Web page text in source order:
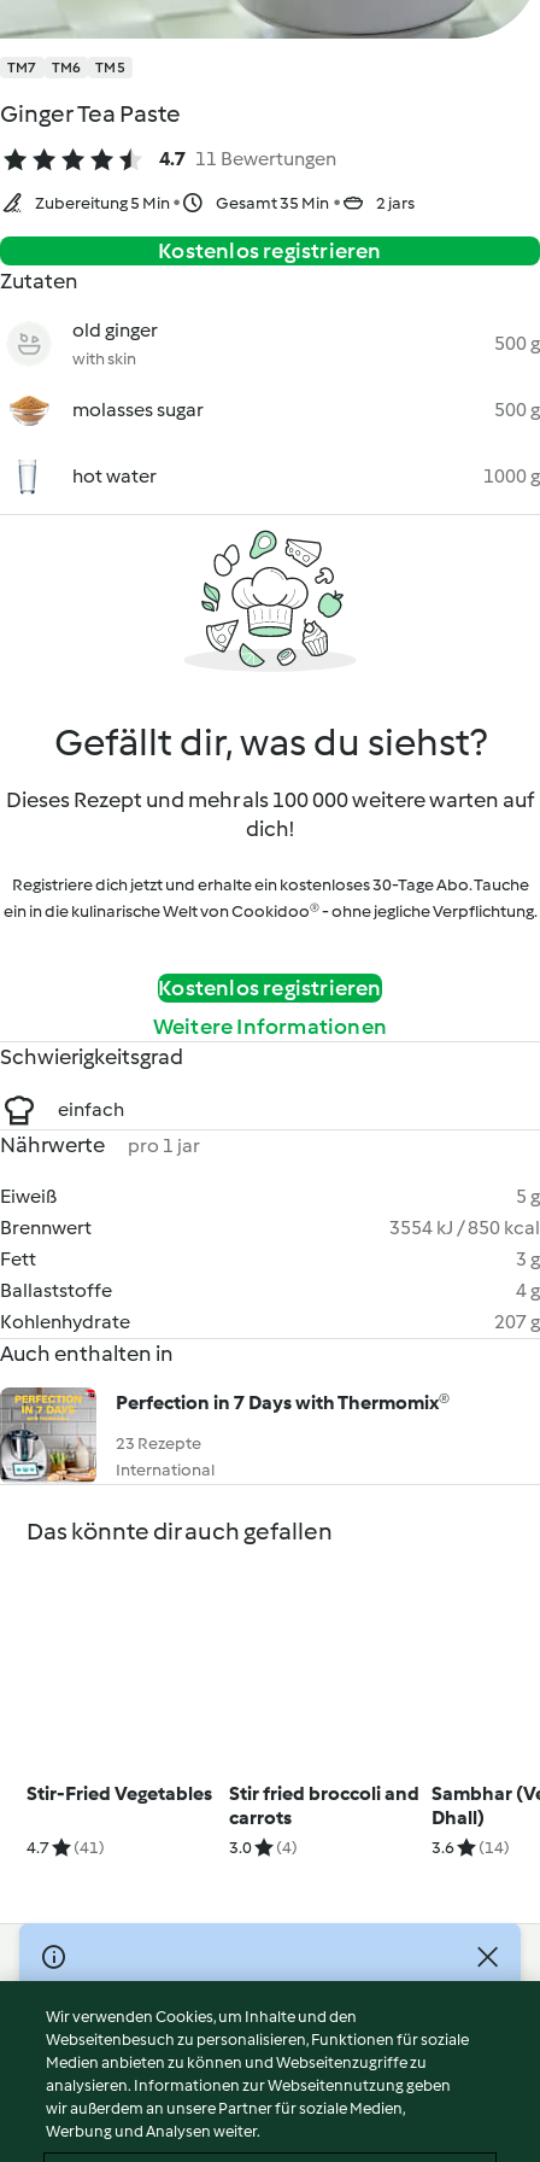
TM7 TM6 TM5
Ginger Tea Paste
4.7 11 Bewertungen
Zubereitung 5 Min Gesamt 35 Min 2 jars
Kostenlos registrieren
Zutaten
old ginger
with skin
500 g
molasses sugar 500 g
hot water 1000 g
Gefällt dir, was du siehst?
Dieses Rezept und mehr als 100 000 weitere warten auf
dich!
Registriere dich jetzt und erhalte ein kostenloses 30-Tage Abo. Tauche
ein in die kulinarische Welt von Cookidoo® - ohne jegliche Verpflichtung.
Kostenlos registrieren
Weitere Informationen
Schwierigkeitsgrad
einfach
Nährwerte pro 1 jar
Eiweiß
5 g
Brennwert
3554 kJ / 850 kcal
Fett
3 g
Ballaststoffe
4 g
Kohlenhydrate
207 g
Auch enthalten in
Perfection in 7 Days with Thermomix®
23 Rezepte
International
Das könnte dir auch gefallen
Stir-Fried Vegetables
4.7 (41)
Stir fried broccoli and
carrots
3.0 (4)
Sambhar
Dhall)
3.6 (14)
© Copyright 2026
Nutzungsbedingungen
Datenschutzrichtlinien
Disclaimer
Impressum
Cookies
Wir verwenden Cookies, um Inhalte und den
Webseitenbesuch zu personalisieren, Funktionen für soziale
Medien anbieten zu können und Webseitenzugriffe zu
analysieren. Informationen zur Webseitennutzung geben
wir außerdem an unsere Partner für soziale Medien,
Werbung und Analysen weiter.